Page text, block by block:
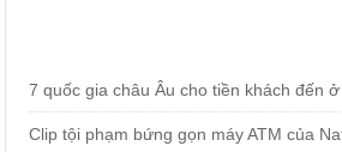
7 quốc gia châu Âu cho tiền khách đến ở
Clip tội phạm bứng gọn máy ATM của